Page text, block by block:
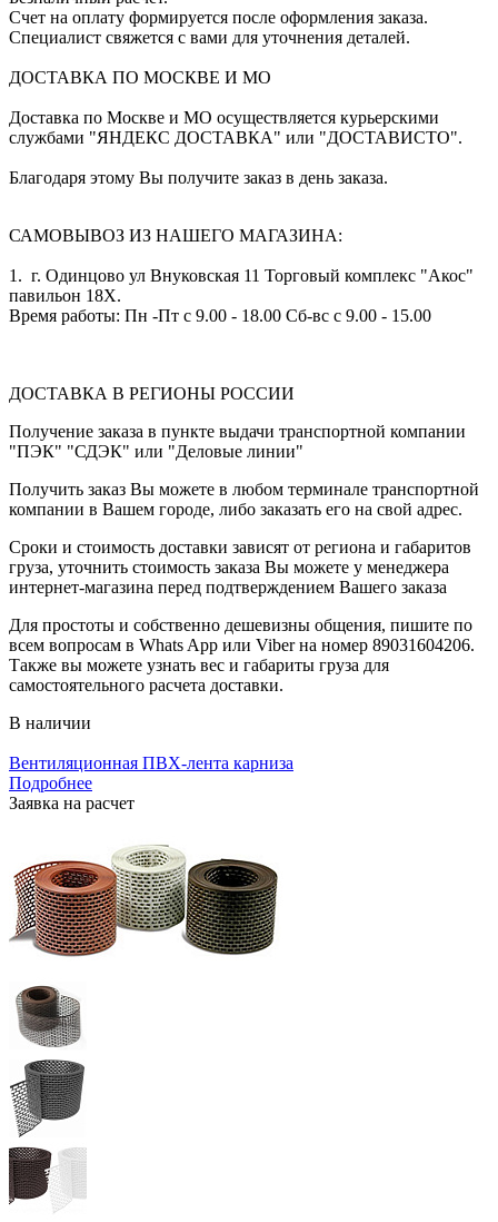
Счет на оплату формируется после оформления заказа.
Специалист свяжется с вами для уточнения деталей.
ДОСТАВКА ПО МОСКВЕ И МО
Доставка по Москве и МО осуществляется курьерскими
службами "ЯНДЕКС ДОСТАВКА" или "ДОСТАВИСТО".
Благодаря этому Вы получите заказ в день заказа.
САМОВЫВОЗ ИЗ НАШЕГО МАГАЗИНА:
1. г. Одинцово ул Внуковская 11 Торговый комплекс "Акос"
павильон 18Х.
Время работы: Пн -Пт с 9.00 - 18.00 Сб-вс с 9.00 - 15.00
ДОСТАВКА В РЕГИОНЫ РОССИИ
Получение заказа в пункте выдачи транспортной компании
"ПЭК" "СДЭК" или "Деловые линии"
Получить заказ Вы можете в любом терминале транспортной
компании в Вашем городе, либо заказать его на свой адрес.
Сроки и стоимость доставки зависят от региона и габаритов
груза, уточнить стоимость заказа Вы можете у менеджера
интернет-магазина перед подтверждением Вашего заказа
Для простоты и собственно дешевизны общения, пишите по
всем вопросам в Whats App или Viber на номер 89031604206.
Также вы можете узнать вес и габариты груза для
самостоятельного расчета доставки.
В наличии
Вентиляционная ПВХ-лента карниза
Подробнее
Заявка на расчет